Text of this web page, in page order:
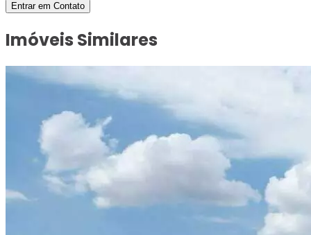
Entrar em Contato
Imóveis Similares